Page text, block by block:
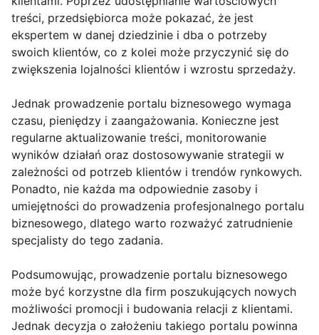
treści, przedsiębiorca może pokazać, że jest
ekspertem w danej dziedzinie i dba o potrzeby
swoich klientów, co z kolei może przyczynić się do
zwiększenia lojalności klientów i wzrostu sprzedaży.
Jednak prowadzenie portalu biznesowego wymaga
czasu, pieniędzy i zaangażowania. Konieczne jest
regularne aktualizowanie treści, monitorowanie
wyników działań oraz dostosowywanie strategii w
zależności od potrzeb klientów i trendów rynkowych.
Ponadto, nie każda ma odpowiednie zasoby i
umiejętności do prowadzenia profesjonalnego portalu
biznesowego, dlatego warto rozważyć zatrudnienie
specjalisty do tego zadania.
Podsumowując, prowadzenie portalu biznesowego
może być korzystne dla firm poszukujących nowych
możliwości promocji i budowania relacji z klientami.
Jednak decyzja o założeniu takiego portalu powinna